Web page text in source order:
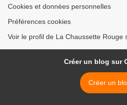
Cookies et données personnelles
Préférences cookies
Voir le profil de La Chaussette Rouge
Créer un blog sur
Créer un